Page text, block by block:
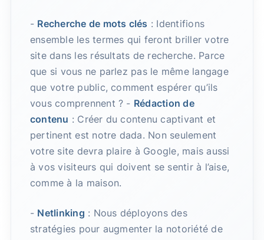
- Recherche de mots clés : Identifions
ensemble les termes qui feront briller votre
site dans les résultats de recherche. Parce
que si vous ne parlez pas le même langage
que votre public, comment espérer qu’ils
vous comprennent ? - Rédaction de
contenu : Créer du contenu captivant et
pertinent est notre dada. Non seulement
votre site devra plaire à Google, mais aussi
à vos visiteurs qui doivent se sentir à l’aise,
comme à la maison.
- Netlinking : Nous déployons des
stratégies pour augmenter la notoriété de